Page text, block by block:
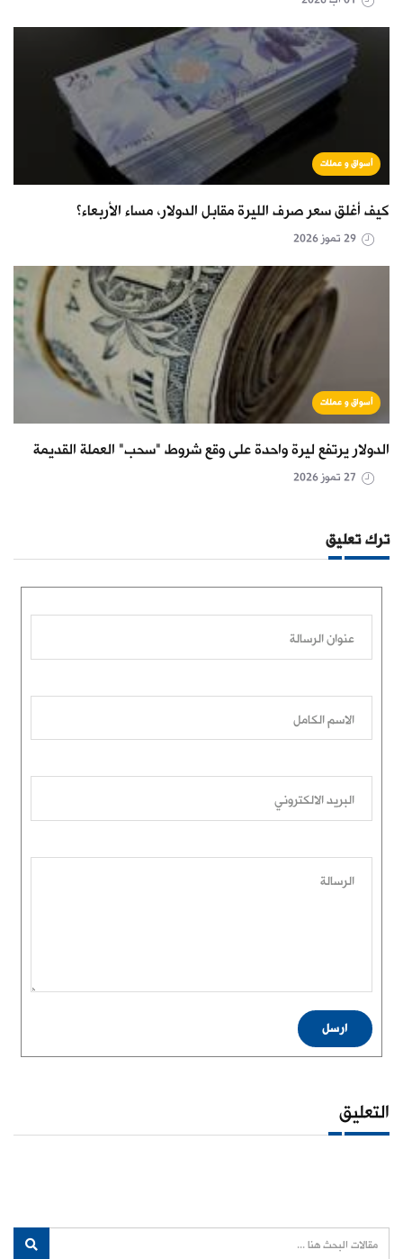
أسواق و عملات
كيف أغلق سعر صرف الليرة مقابل الدولار، مساء الأربعاء؟
أسواق و عملات
الدولار يرتفع ليرة واحدة على وقع شروط "سحب" العملة القديمة
ترك تعليق
عنوان الرسالة
الاسم الكامل
البريد الالكتروني
الرسالة
ارسل
التعليق